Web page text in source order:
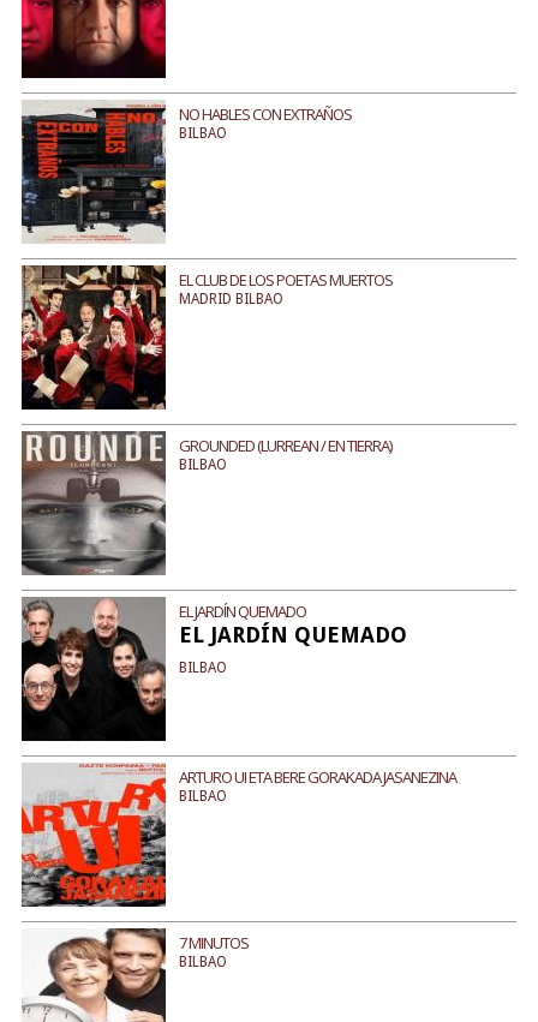
NO HABLES CON EXTRAÑOS
BILBAO
EL CLUB DE LOS POETAS MUERTOS
MADRID BILBAO
GROUNDED (LURREAN / EN TIERRA)
BILBAO
EL JARDÍN QUEMADO
EL JARDÍN QUEMADO
BILBAO
ARTURO UI ETA BERE GORAKADA JASANEZINA
BILBAO
7 MINUTOS
BILBAO